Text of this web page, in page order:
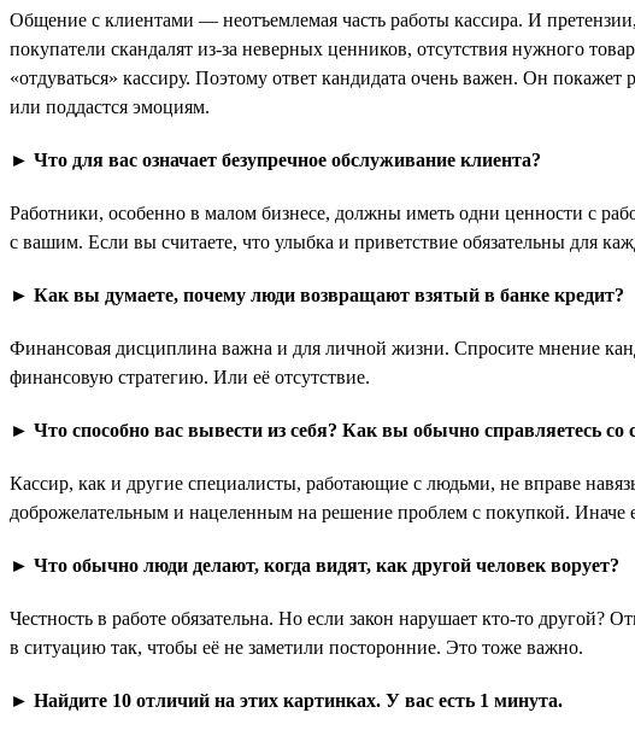
Общение с клиентами — неотъемлемая часть работы кассира. И
покупатели скандалят из-за неверных ценников, отсутствия нужного
«отдуваться» кассиру. Поэтому ответ кандидата очень важен. Он
или поддастся эмоциям.
► Что для вас означает безупречное обслуживание клиента?
Работники, особенно в малом бизнесе, должны иметь одни ценности с
с вашим. Если вы считаете, что улыбка и приветствие обязательны для
► Как вы думаете, почему люди возвращают взятый в банке кредит?
Финансовая дисциплина важна и для личной жизни. Спросите мнение
финансовую стратегию. Или её отсутствие.
► Что способно вас вывести из себя? Как вы обычно справляетесь со
Кассир, как и другие специалисты, работающие с людьми, не вправе
доброжелательным и нацеленным на решение проблем с покупкой. Иначе
► Что обычно люди делают, когда видят, как другой человек ворует?
Честность в работе обязательна. Но если закон нарушает кто-то другой?
в ситуацию так, чтобы её не заметили посторонние. Это тоже важно.
► Найдите 10 отличий на этих картинках. У вас есть 1 минута.